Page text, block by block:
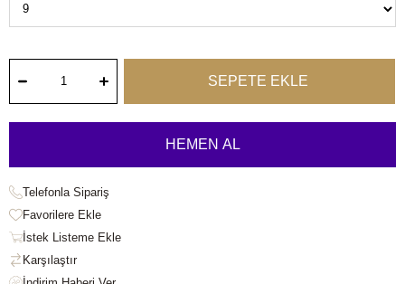
Telefonla Sipariş
Favorilere Ekle
İstek Listeme Ekle
Karşılaştır